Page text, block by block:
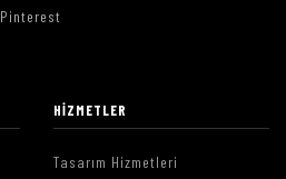
Pinterest
HIZMETLER
Tasarım Hizmetleri